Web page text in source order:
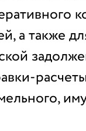
а также